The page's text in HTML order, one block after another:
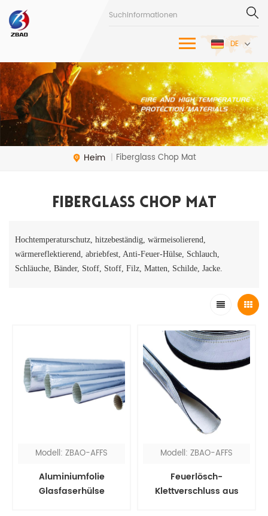
DE
Heim | Fiberglass Chop Mat
Fiberglass Chop Mat
Hochtemperaturschutz, hitzebeständig, wärmeisolierend,
wärmereflektierend, abriebfest, Anti-Feuer-Hülse, Schlauch,
Schläuche, Bänder, Stoff, Stoff, Filz, Matten, Schilde, Jacke.
Modell: ZBAO-AFFS
Aluminiumfolie
Glasfaserhülse
Modell: ZBAO-AFFS
Feuerlösch-
Klettverschluss aus